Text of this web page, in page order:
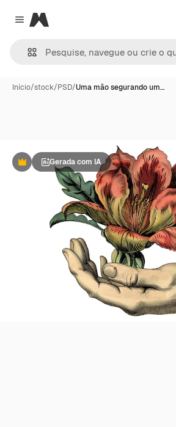
Close menu
Magnific
Início/stock/PSD/Uma mão segurando um…
PremiumGerada com IA